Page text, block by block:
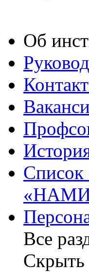
Об
Все
Скрыть